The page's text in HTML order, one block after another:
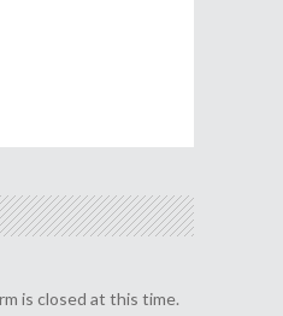
is closed at this time.